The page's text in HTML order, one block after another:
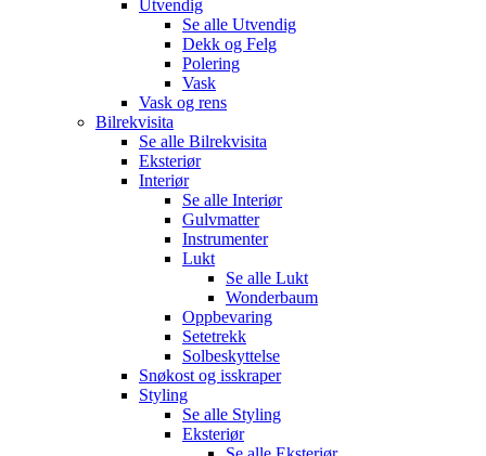
Utvendig
Se alle Utvendig
Dekk og Felg
Polering
Vask
Vask og rens
Bilrekvisita
Se alle Bilrekvisita
Eksteriør
Interiør
Se alle Interiør
Gulvmatter
Instrumenter
Lukt
Se alle Lukt
Wonderbaum
Oppbevaring
Setetrekk
Solbeskyttelse
Snøkost og isskraper
Styling
Se alle Styling
Eksteriør